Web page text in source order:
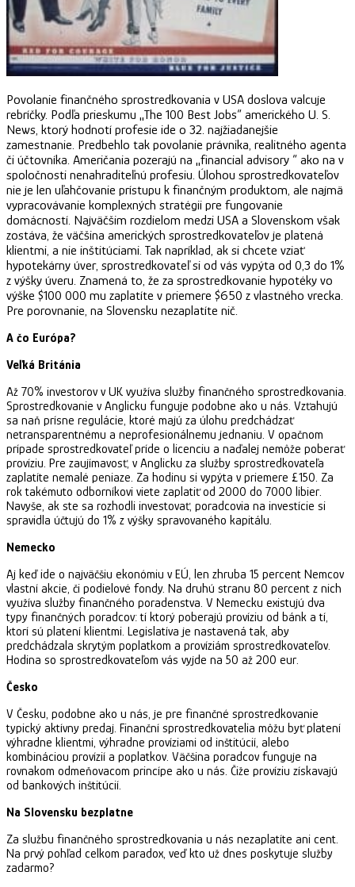
Povolanie finančného sprostredkovania v USA doslova valcuje
rebríčky. Podľa prieskumu „The 100 Best Jobs“ amerického U. S.
News, ktorý hodnotí profesie ide o 32. najžiadanejšie
zamestnanie. Predbehlo tak povolanie právnika, realitného agenta
či účtovníka. Američania pozerajú na „financial advisory “ ako na v
spoločnosti nenahraditeľnú profesiu. Úlohou sprostredkovateľov
nie je len uľahčovanie prístupu k finančným produktom, ale najmä
vypracovávanie komplexných stratégii pre fungovanie
domácností. Najväčšim rozdielom medzi USA a Slovenskom však
zostáva, že väčšina amerických sprostredkovateľov je platená
klientmi, a nie inštitúciami. Tak napríklad, ak si chcete vziať
hypotekárny úver, sprostredkovateľ si od vás vypýta od 0,3 do 1%
z výšky úveru. Znamená to, že za sprostredkovanie hypotéky vo
výške $100 000 mu zaplatíte v priemere $650 z vlastného vrecka.
Pre porovnanie, na Slovensku nezaplatíte nič.
A čo Európa?
Veľká Británia
Až 70% investorov v UK využíva služby finančného sprostredkovania.
Sprostredkovanie v Anglicku funguje podobne ako u nás. Vzťahujú
sa naň prísne regulácie, ktoré majú za úlohu predchádzať
netransparentnému a neprofesionálnemu jednaniu. V opačnom
prípade sprostredkovateľ príde o licenciu a naďalej nemôže poberať
províziu. Pre zaujímavosť, v Anglicku za služby sprostredkovateľa
zaplatíte nemalé peniaze. Za hodinu si vypýta v priemere £150. Za
rok takémuto odborníkovi viete zaplatiť od 2000 do 7000 libier.
Navyše, ak ste sa rozhodli investovať, poradcovia na investície si
spravidla účtujú do 1% z výšky spravovaného kapitálu.
Nemecko
Aj keď ide o najväčšiu ekonómiu v EÚ, len zhruba 15 percent Nemcov
vlastní akcie, či podielové fondy. Na druhú stranu 80 percent z nich
využíva služby finančného poradenstva. V Nemecku existujú dva
typy finančných poradcov: tí ktorý poberajú províziu od bánk a tí,
ktorí sú platení klientmi. Legislatíva je nastavená tak, aby
predchádzala skrytým poplatkom a províziám sprostredkovateľov.
Hodina so sprostredkovateľom vás vyjde na 50 až 200 eur.
Česko
V Česku, podobne ako u nás, je pre finančné sprostredkovanie
typický aktívny predaj. Finanční sprostredkovatelia môžu byť platení
výhradne klientmi, výhradne províziami od inštitúcií, alebo
kombináciou provízií a poplatkov. Väčšina poradcov funguje na
rovnakom odmeňovacom princípe ako u nás. Čiže províziu získavajú
od bankových inštitúcií.
Na Slovensku bezplatne
Za službu finančného sprostredkovania u nás nezaplatíte ani cent.
Na prvý pohľad celkom paradox, veď kto už dnes poskytuje služby
zadarmo?